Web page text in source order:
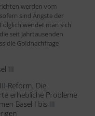
werden vom
sind Ängste der
wendet man sich
seit Jahrtausenden
die Goldnachfrage
III
Reform. Die
erhebliche Probleme
Basel I bis III